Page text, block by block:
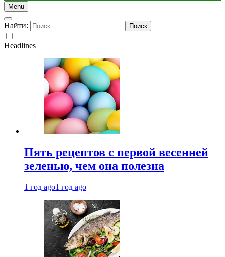
Menu
Найти:
Headlines
Пять рецептов с первой весенней
зеленью, чем она полезна
1 год ago1 год ago